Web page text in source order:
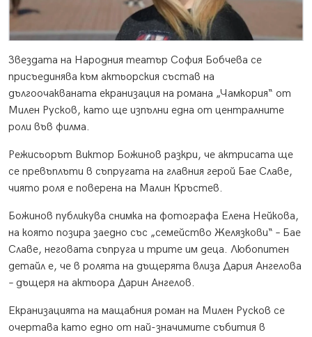
Звездата на Народния театър София Бобчева се
присъединява към актьорския състав на
дългоочакваната екранизация на романа „Чамкория“ от
Милен Русков, като ще изпълни една от централните
роли във филма.
Режисьорът Виктор Божинов разкри, че актрисата ще
се превъплъти в съпругата на главния герой Бае Славе,
чиято роля е поверена на Малин Кръстев.
Божинов публикува снимка на фотографа Елена Нейкова,
на която позира заедно със „семейство Желязкови“ – Бае
Славе, неговата съпруга и трите им деца. Любопитен
детайл е, че в ролята на дъщерята влиза Дария Ангелова
– дъщеря на актьора Дарин Ангелов.
Екранизацията на мащабния роман на Милен Русков се
очертава като едно от най-значимите събития в